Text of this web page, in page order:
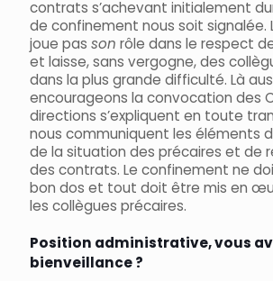
contrats s’achevant initialement
de confinement nous soit signalée.
joue pas son rôle dans le respect
et laisse, sans vergogne, des
dans la plus grande difficulté. Là
encourageons la convocation des
directions s’expliquent en toute
nous communiquent les éléments
de la situation des précaires et de
des contrats. Le confinement ne
bon dos et tout doit être mis en
les collègues précaires.
Position administrative, vous
bienveillance ?